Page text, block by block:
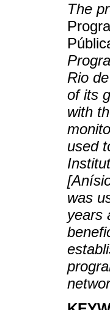
The
Rio
of its
with
used
was
years